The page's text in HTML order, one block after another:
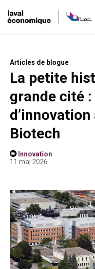
Articles de blogue
La petite
grande cité :
Biotech
Innovation
11 mai 2026